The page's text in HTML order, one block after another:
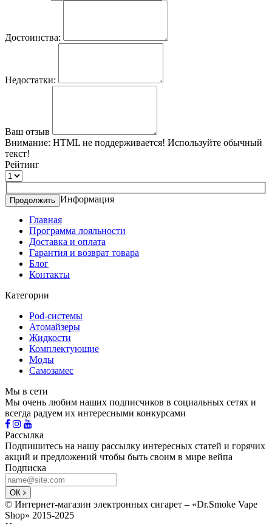
Достоинства:
Недостатки:
Ваш отзыв
Внимание: HTML не поддерживается! Используйте обычный
текст!
Рейтинг
Продолжить Информация
Главная
Программа лояльности
Доставка и оплата
Гарантия и возврат товара
Блог
Контакты
Категории
Pod-системы
Атомайзеры
Жидкости
Комплектующие
Моды
Самозамес
Мы в сети
Мы очень любим наших подписчиков в социальных сетях и
всегда радуем их интересными конкурсами
Рассылка
Подпишитесь на нашу рассылку интересных статей и горячих
акций и предложений чтобы быть своим в мире вейпа
Подписка
ОК
© Интернет-магазин электронных сигарет – «Dr.Smoke Vape
Shop» 2015-2025